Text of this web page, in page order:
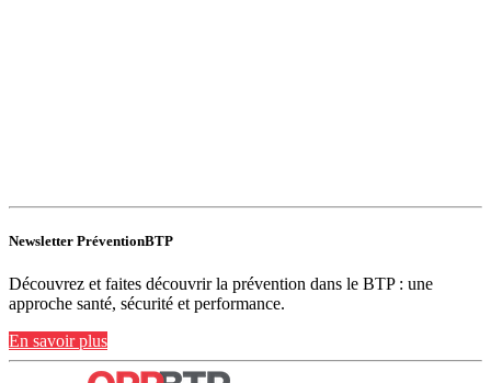
Newsletter PréventionBTP
Découvrez et faites découvrir la prévention dans le BTP : une
approche santé, sécurité et performance.
En savoir plus